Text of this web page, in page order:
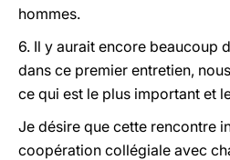
hommes.
6. Il y aurait encore beaucoup
dans ce premier entretien,
ce qui est le plus important et
Je désire que cette rencontre
coopération collégiale avec